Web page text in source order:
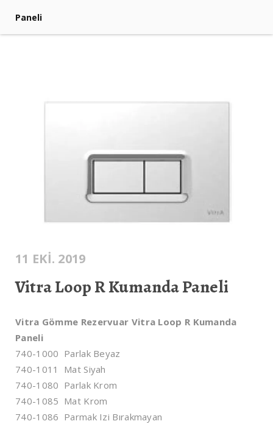
Paneli
11 EKI. 2019
Vitra Loop R Kumanda Paneli
Vitra Gömme Rezervuar Vitra Loop R Kumanda
Paneli
740-1000 Parlak Beyaz
740-1011 Mat Siyah
740-1080 Parlak Krom
740-1085 Mat Krom
740-1086 Parmak Izi Bırakmayan